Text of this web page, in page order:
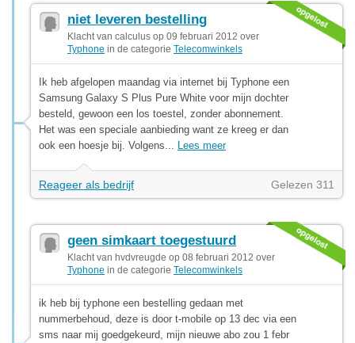
niet leveren bestelling
Klacht van calculus op 09 februari 2012 over
Typhone in de categorie Telecomwinkels
Ik heb afgelopen maandag via internet bij Typhone een
Samsung Galaxy S Plus Pure White voor mijn dochter
besteld, gewoon een los toestel, zonder abonnement.
Het was een speciale aanbieding want ze kreeg er dan
ook een hoesje bij. Volgens... Lees meer
Reageer als bedrijf Gelezen 311
geen simkaart toegestuurd
Klacht van hvdvreugde op 08 februari 2012 over
Typhone in de categorie Telecomwinkels
ik heb bij typhone een bestelling gedaan met
nummerbehoud, deze is door t-mobile op 13 dec via een
sms naar mij goedgekeurd, mijn nieuwe abo zou 1 febr